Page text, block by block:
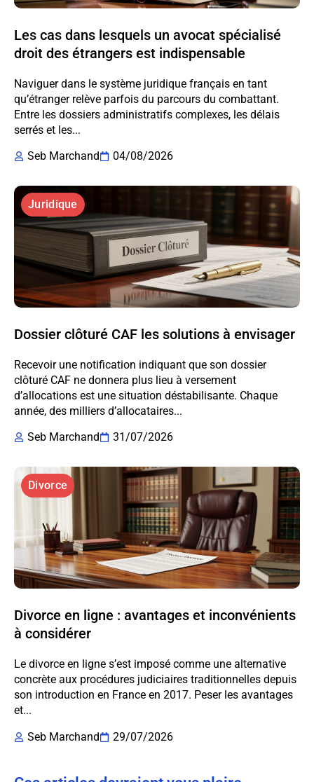
Les cas dans lesquels un avocat spécialisé
droit des étrangers est indispensable
Naviguer dans le système juridique français en tant
qu’étranger relève parfois du parcours du combattant.
Entre les dossiers administratifs complexes, les délais
serrés et les...
Seb Marchand
04/08/2026
Juridique
Dossier clôturé CAF les solutions à envisager
Recevoir une notification indiquant que son dossier
clôturé CAF ne donnera plus lieu à versement
d’allocations est une situation déstabilisante. Chaque
année, des milliers d’allocataires...
Seb Marchand
31/07/2026
Divorce
Divorce en ligne : avantages et inconvénients
à considérer
Le divorce en ligne s’est imposé comme une alternative
concrète aux procédures judiciaires traditionnelles depuis
son introduction en France en 2017. Peser les avantages
et...
Seb Marchand
29/07/2026